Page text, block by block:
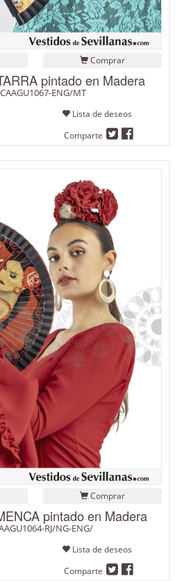
Comprar
pintado en Madera
ENG/MT
Lista de deseos
Comparte
Comprar
pintado en Madera
RJ/NG-ENG/
Lista de deseos
Comparte